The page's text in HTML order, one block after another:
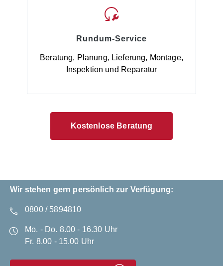
Rundum-Service
Beratung, Planung, Lieferung, Montage,
Inspektion und Reparatur
Kostenlose Beratung
Wir stehen gern persönlich zur Verfügung:
0800 / 5894810
Mo. - Do. 8.00 - 16.30 Uhr
Fr. 8.00 - 15.00 Uhr